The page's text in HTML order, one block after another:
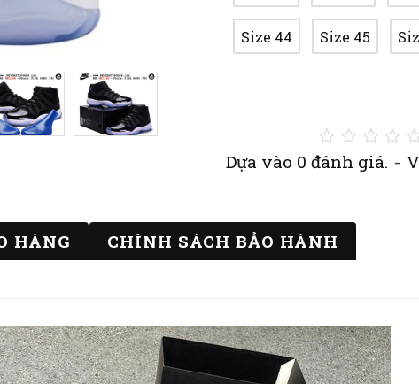
Dựa vào 0 đánh giá. -
Size 44 Size 45
HÀNG
CHÍNH SÁCH BẢO HÀNH